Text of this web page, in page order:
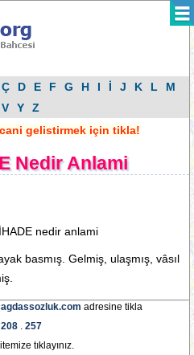
Ç D E F G H I İ J K L
M
V Y
Z
gelistirmek için tikla!
Nedir Anlami
nedir anlami
basmış. Gelmiş, ulaşmış, vâsıl
adresine tikla
208 . 257
tıklayınız.